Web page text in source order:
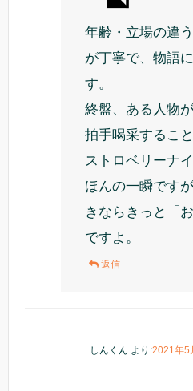
年齢・立場の違
が丁寧で、物語
す。
終盤、ある人物
拍手喝采すること
ストロベリーナ
ほんの一瞬です
きならきっと「
ですよ。
返信
しんくん より:2021年5